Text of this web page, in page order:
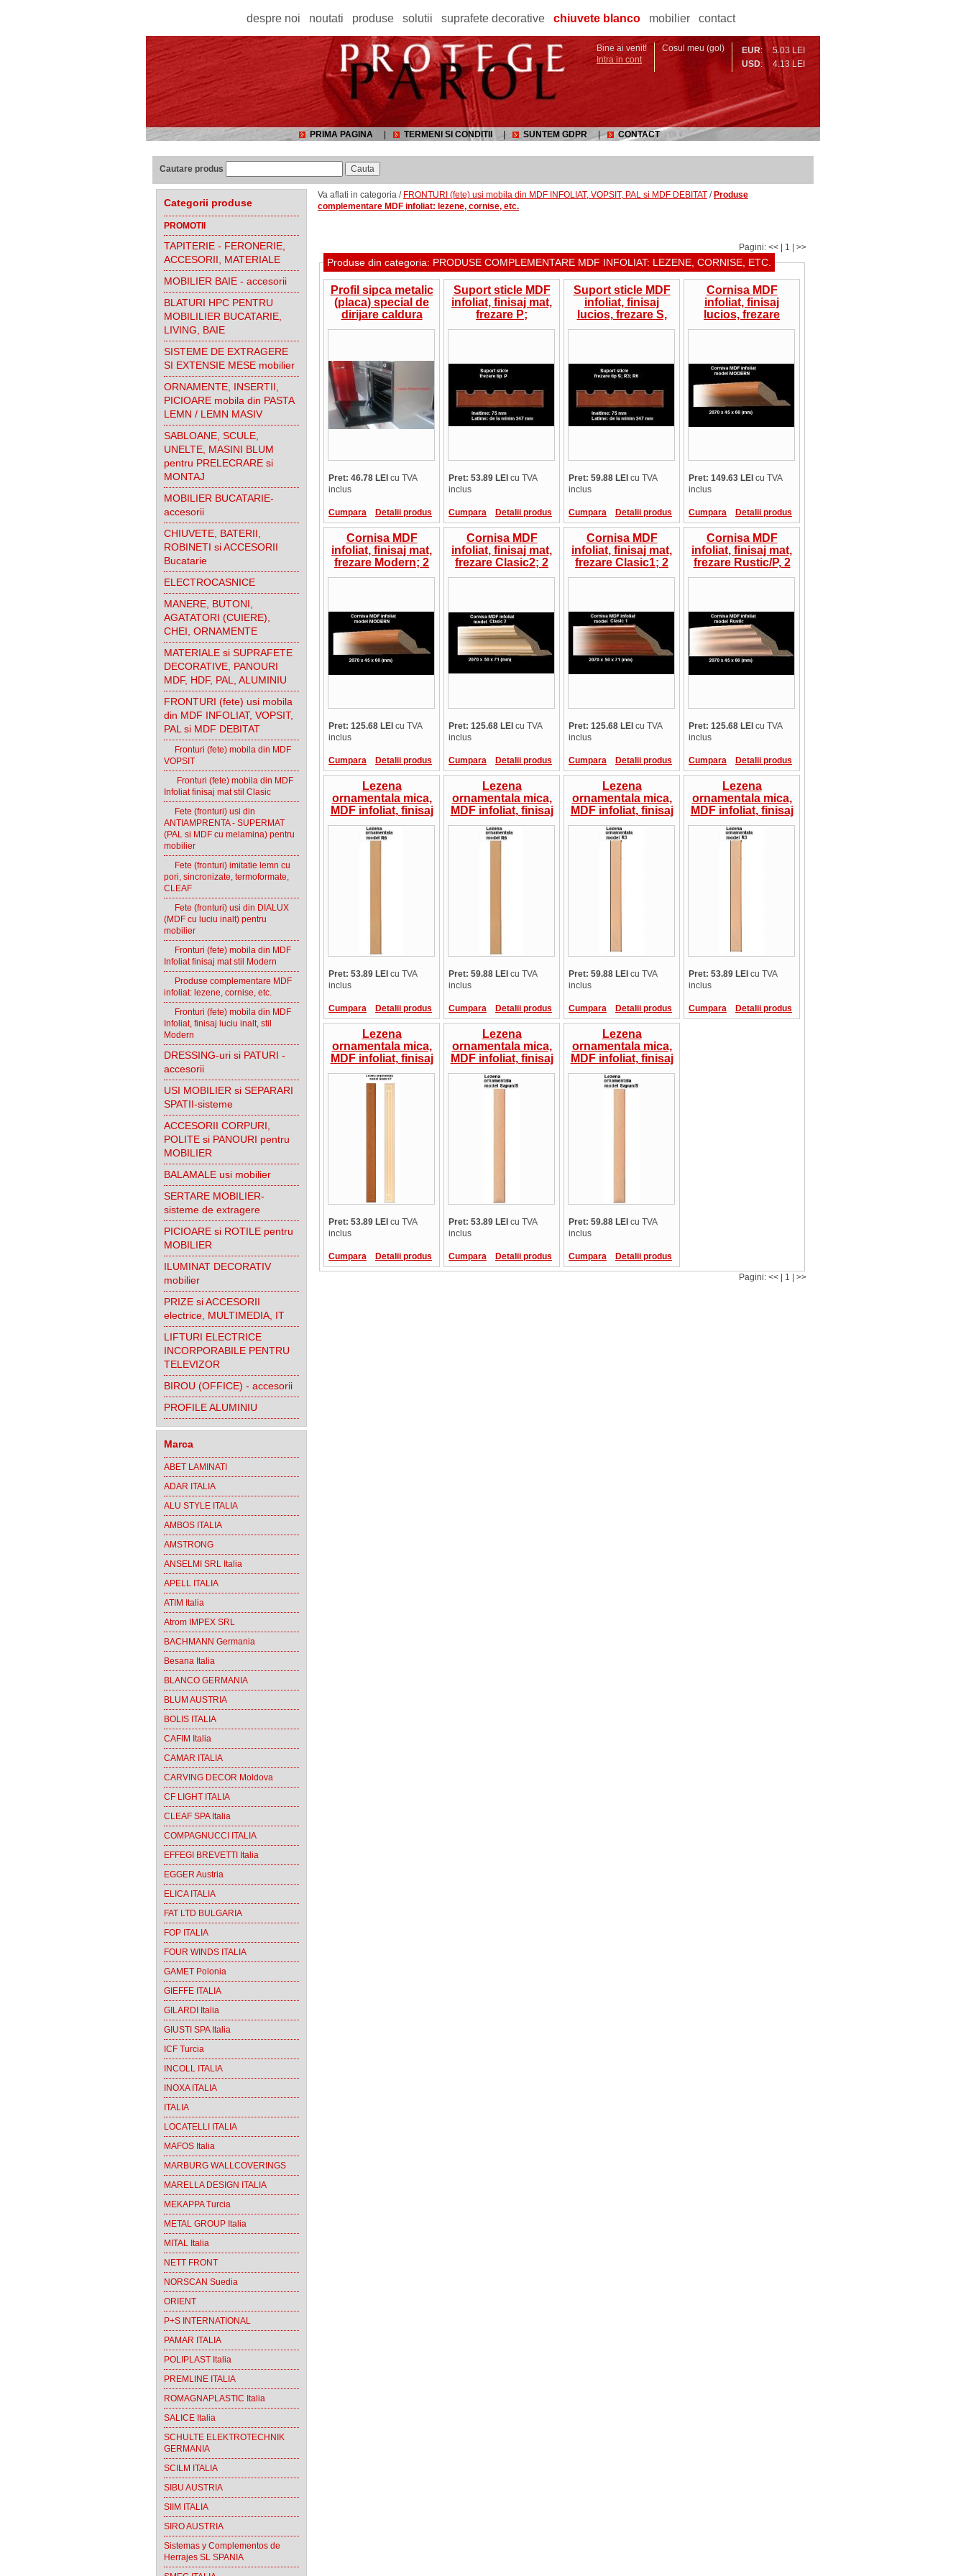
despre noi noutati produse solutii suprafete decorative chiuvete blanco mobilier contact
Bine ai venit!
Intra in cont
Cosul meu (gol) EUR:
5.03 LEI
USD: 4.13 LEI
PRIMA PAGINA TERMENI SI CONDITII SUNTEM GDPR CONTACT
Cautare produs
Categorii produse
PROMOTII
TAPITERIE - FERONERIE,
ACCESORII, MATERIALE
MOBILIER BAIE - accesorii
BLATURI HPC PENTRU
MOBILILIER BUCATARIE,
LIVING, BAIE
SISTEME DE EXTRAGERE
SI EXTENSIE MESE mobilier
ORNAMENTE, INSERTII,
PICIOARE mobila din PASTA
LEMN / LEMN MASIV
SABLOANE, SCULE,
UNELTE, MASINI BLUM
pentru PRELECRARE si
MONTAJ
MOBILIER BUCATARIE-
accesorii
CHIUVETE, BATERII,
ROBINETI si ACCESORII
Bucatarie
ELECTROCASNICE
MANERE, BUTONI,
AGATATORI (CUIERE),
CHEI, ORNAMENTE
MATERIALE si SUPRAFETE
DECORATIVE, PANOURI
MDF, HDF, PAL, ALUMINIU
FRONTURI (fete) usi mobila
din MDF INFOLIAT, VOPSIT,
PAL si MDF DEBITAT
Fronturi (fete) mobila din MDF
VOPSIT
Fronturi (fete) mobila din MDF
Infoliat finisaj mat stil Clasic
Fete (fronturi) usi din
ANTIAMPRENTA - SUPERMAT
(PAL si MDF cu melamina) pentru
mobilier
Fete (fronturi) imitatie lemn cu
pori, sincronizate, termoformate,
CLEAF
Fete (fronturi) usi din DIALUX
(MDF cu luciu inalt) pentru
mobilier
Fronturi (fete) mobila din MDF
Infoliat finisaj mat stil Modern
Produse complementare MDF
infoliat: lezene, cornise, etc.
Fronturi (fete) mobila din MDF
Infoliat, finisaj luciu inalt, stil
Modern
DRESSING-uri si PATURI -
accesorii
USI MOBILIER si SEPARARI
SPATII-sisteme
ACCESORII CORPURI,
POLITE si PANOURI pentru
MOBILIER
BALAMALE usi mobilier
SERTARE MOBILIER-
sisteme de extragere
PICIOARE si ROTILE pentru
MOBILIER
ILUMINAT DECORATIV
mobilier
PRIZE si ACCESORII
electrice, MULTIMEDIA, IT
LIFTURI ELECTRICE
INCORPORABILE PENTRU
TELEVIZOR
BIROU (OFFICE) - accesorii
PROFILE ALUMINIU
Marca
ABET LAMINATI
ADAR ITALIA
ALU STYLE ITALIA
AMBOS ITALIA
AMSTRONG
ANSELMI SRL Italia
APELL ITALIA
ATIM Italia
Atrom IMPEX SRL
BACHMANN Germania
Besana Italia
BLANCO GERMANIA
BLUM AUSTRIA
BOLIS ITALIA
CAFIM Italia
CAMAR ITALIA
CARVING DECOR Moldova
CF LIGHT ITALIA
CLEAF SPA Italia
COMPAGNUCCI ITALIA
EFFEGI BREVETTI Italia
EGGER Austria
ELICA ITALIA
FAT LTD BULGARIA
FOP ITALIA
FOUR WINDS ITALIA
GAMET Polonia
GIEFFE ITALIA
GILARDI Italia
GIUSTI SPA Italia
ICF Turcia
INCOLL ITALIA
INOXA ITALIA
ITALIA
LOCATELLI ITALIA
MAFOS Italia
MARBURG WALLCOVERINGS
MARELLA DESIGN ITALIA
MEKAPPA Turcia
METAL GROUP Italia
MITAL Italia
NETT FRONT
NORSCAN Suedia
ORIENT
P+S INTERNATIONAL
PAMAR ITALIA
POLIPLAST Italia
PREMLINE ITALIA
ROMAGNAPLASTIC Italia
SALICE Italia
SCHULTE ELEKTROTECHNIK
GERMANIA
SCILM ITALIA
SIBU AUSTRIA
SIIM ITALIA
SIRO AUSTRIA
Sistemas y Complementos de
Herrajes SL SPANIA
Va aflati in categoria / FRONTURI (fete) usi mobila din MDF INFOLIAT, VOPSIT, PAL si MDF DEBITAT / Produse
complementare MDF infoliat: lezene, cornise, etc.
Pagini: << | 1 | >>
Produse din categoria: PRODUSE COMPLEMENTARE MDF INFOLIAT: LEZENE, CORNISE, ETC.
Profil sipca metalic
(placa) special de
dirijare caldura
cuptor incorporabil
Pret: 46.78 LEI cu TVA
inclus
Cumpara Detalii produs
Suport sticle MDF
infoliat, finisaj mat,
frezare P;
pret/bucata
Pret: 53.89 LEI cu TVA
inclus
Cumpara Detalii produs
Suport sticle MDF
infoliat, finisaj
lucios, frezare S,
R3, R6; pret/bucata
Pret: 59.88 LEI cu TVA
inclus
Cumpara Detalii produs
Cornisa MDF
infoliat, finisaj
lucios, frezare
Modern; 2 ml,
Pret: 149.63 LEI cu TVA
inclus
Cumpara Detalii produs
Cornisa MDF
infoliat, finisaj mat,
frezare Modern; 2
ml, pret/bucata
Pret: 125.68 LEI cu TVA
inclus
Cumpara Detalii produs
Cornisa MDF
infoliat, finisaj mat,
frezare Clasic2; 2
ml, pret/bucata
Pret: 125.68 LEI cu TVA
inclus
Cumpara Detalii produs
Cornisa MDF
infoliat, finisaj mat,
frezare Clasic1; 2
ml, pret/bucata
Pret: 125.68 LEI cu TVA
inclus
Cumpara Detalii produs
Cornisa MDF
infoliat, finisaj mat,
frezare Rustic/P, 2
ml, pret/bucata
Pret: 125.68 LEI cu TVA
inclus
Cumpara Detalii produs
Lezena
ornamentala mica,
MDF infoliat, finisaj
mat, frezare: R6,
G18, 4 lungimi,
Pret: 53.89 LEI cu TVA
inclus
Cumpara Detalii produs
Lezena
ornamentala mica,
MDF infoliat, finisaj
lucios, frezare R6, 4
lungimi,
Pret: 59.88 LEI cu TVA
inclus
Cumpara Detalii produs
Lezena
ornamentala mica,
MDF infoliat, finisaj
lucios, frezare R3, 4
lungimi,
Pret: 59.88 LEI cu TVA
inclus
Cumpara Detalii produs
Lezena
ornamentala mica,
MDF infoliat, finisaj
mat, frezare R3, 4
lungimi,
Pret: 53.89 LEI cu TVA
inclus
Cumpara Detalii produs
Lezena
ornamentala mica,
MDF infoliat, finisaj
mat, frezare
Rustic/P, 4 lungimi,
pret/bucata
Pret: 53.89 LEI cu TVA
inclus
Cumpara Detalii produs
Lezena
ornamentala mica,
MDF infoliat, finisaj
mat, frezare
Sapun/S, 4 lungimi,
Pret: 53.89 LEI cu TVA
inclus
Cumpara Detalii produs
Lezena
ornamentala mica,
MDF infoliat, finisaj
lucios, frezare
Sapun/S, 4 lungimi,
Pret: 59.88 LEI cu TVA
inclus
Cumpara Detalii produs
Pagini: << | 1 | >>